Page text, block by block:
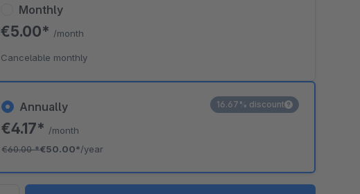
Annually
€4.17* /month
€60.00*€50.00*/year
16.67% discount
Monthly
€5.00* /month
Cancelable monthly